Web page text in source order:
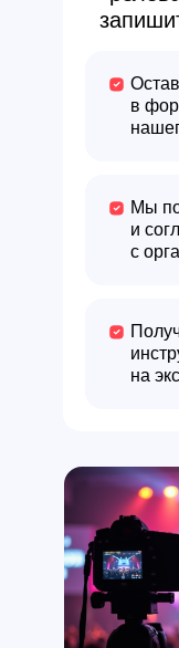
в
на
Мы
и
с